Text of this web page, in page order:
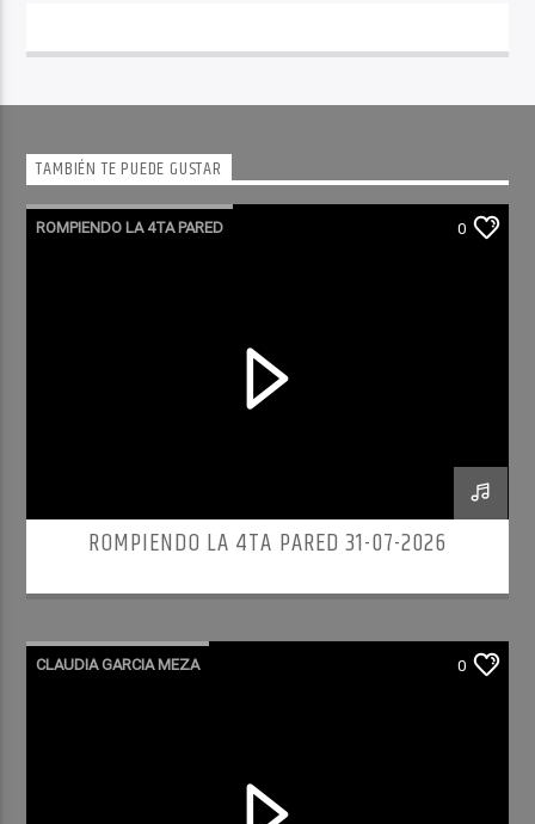
TAMBIÉN TE PUEDE GUSTAR
ROMPIENDO LA 4TA PARED 0
ROMPIENDO LA 4TA PARED 31-07-2026
CLAUDIA GARCIA MEZA 0